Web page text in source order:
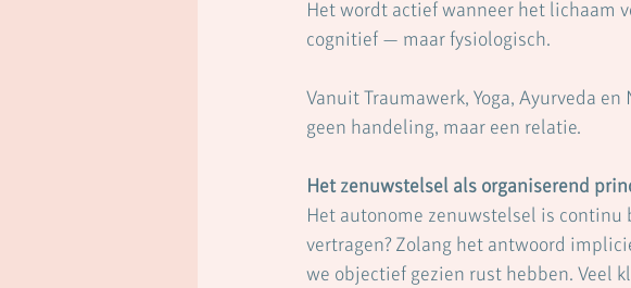
Het wordt actief wanneer het lichaam
cognitief — maar fysiologisch.
Vanuit Traumawerk, Yoga, Ayurveda
geen handeling, maar een relatie.
Het zenuwstelsel als organiserend
Het autonome zenuwstelsel is continu
vertragen? Zolang het antwoord
we objectief gezien rust hebben. Veel